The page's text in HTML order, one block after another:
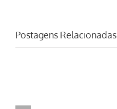
Postagens Relacionadas